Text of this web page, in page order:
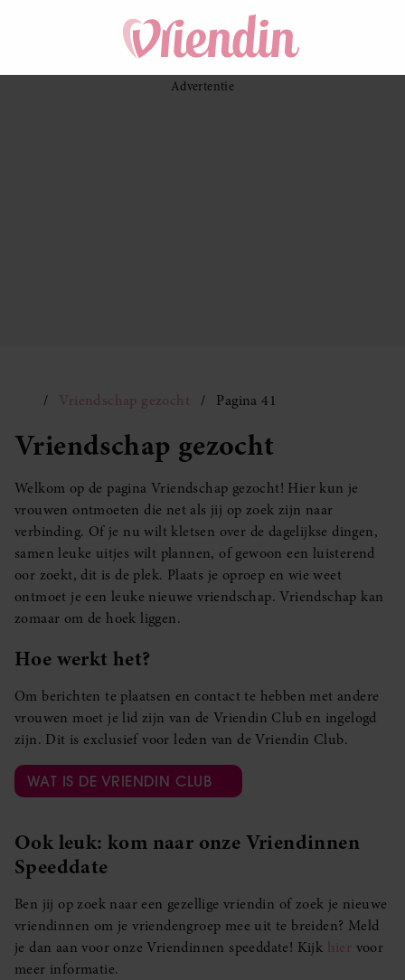
Vriendschap gezocht Pagina 41
Vriendschap gezocht
Welkom op de pagina Vriendschap gezocht! Hier kun je
vrouwen ontmoeten die net als jij op zoek zijn naar
verbinding. Of je nu wilt kletsen over de dagelijkse dingen,
samen leuke uitjes wilt plannen, of gewoon een luisterend
oor zoekt, dit is de plek. Plaats je oproep en wie weet
ontmoet je een leuke nieuwe vriendschap. Vriendschap kan
zomaar om de hoek liggen.
Hoe werkt het?
Om berichten te plaatsen en contact te hebben met andere
vrouwen moet je lid zijn van de Vriendin Club en ingelogd
zijn. Dit is exclusief voor leden van de Vriendin Club.
WAT IS DE VRIENDIN CLUB
Ook leuk: kom naar onze Vriendinnen
Speeddate
Ben jij op zoek naar een gezellige vriendin of zoek je nieuwe
vriendinnen om je vriendengroep mee uit te breiden? Meld
je dan aan voor onze Vriendinnen speeddate! Kijk hier voor
meer informatie.